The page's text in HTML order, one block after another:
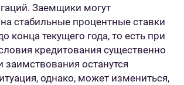
Заемщики могут
стабильные процентные ставки
конца текущего года, то есть при
кредитования существенно
заимствования останутся
однако, может измениться,